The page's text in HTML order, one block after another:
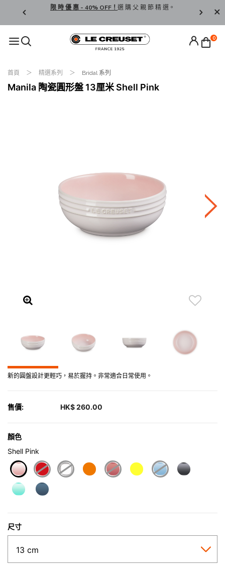
限 時 優 惠 - 40% OFF！ 選 購 父 親 節 精 選。
登
0
首頁 精選系列 Bridal 系列
Manila 陶瓷圓形盤 13厘米 Shell Pink
新的圓盤設計更輕巧，易於握持。非常適合日常使用。
售價: HK$ 260.00
顏色
Shell Pink
selected
尺寸